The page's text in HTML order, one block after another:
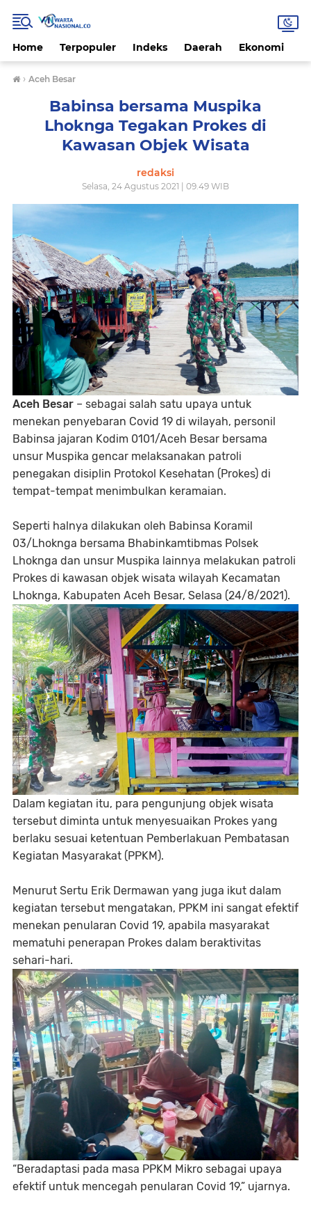
Home Terpopuler Indeks Daerah Ekonomi
› Aceh Besar
Babinsa bersama Muspika
Lhoknga Tegakan Prokes di
Kawasan Objek Wisata
redaksi
Selasa, 24 Agustus 2021 | 09.49 WIB
Aceh Besar – sebagai salah satu upaya untuk
menekan penyebaran Covid 19 di wilayah, personil
Babinsa jajaran Kodim 0101/Aceh Besar bersama
unsur Muspika gencar melaksanakan patroli
penegakan disiplin Protokol Kesehatan (Prokes) di
tempat-tempat menimbulkan keramaian.
Seperti halnya dilakukan oleh Babinsa Koramil
03/Lhoknga bersama Bhabinkamtibmas Polsek
Lhoknga dan unsur Muspika lainnya melakukan patroli
Prokes di kawasan objek wisata wilayah Kecamatan
Lhoknga, Kabupaten Aceh Besar, Selasa (24/8/2021).
Dalam kegiatan itu, para pengunjung objek wisata
tersebut diminta untuk menyesuaikan Prokes yang
berlaku sesuai ketentuan Pemberlakuan Pembatasan
Kegiatan Masyarakat (PPKM).
Menurut Sertu Erik Dermawan yang juga ikut dalam
kegiatan tersebut mengatakan, PPKM ini sangat efektif
menekan penularan Covid 19, apabila masyarakat
mematuhi penerapan Prokes dalam beraktivitas
sehari-hari.
“Beradaptasi pada masa PPKM Mikro sebagai upaya
efektif untuk mencegah penularan Covid 19,” ujarnya.